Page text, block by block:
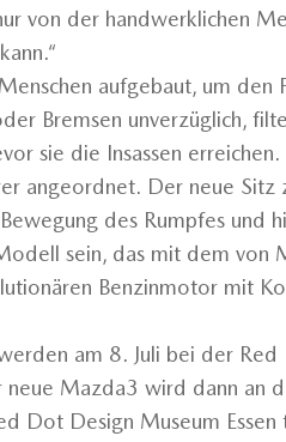
von der handwerklichen
aufgebaut, um den
Bremsen unverzüglich,
sie die Insassen
angeordnet. Der neue Sitz
des Rumpfes und
sein, das mit dem von
Benzinmotor mit
am 8. Juli bei der
neue Mazda3 wird dann an
Dot Design Museum